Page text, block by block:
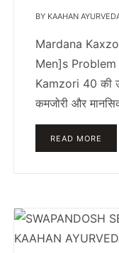
BY KAAHAN
Mardana
Men]s
Kamzori 40 की
कमजोरी और
READ MORE